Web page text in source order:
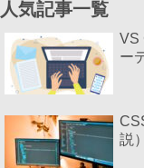
人気記事一覧
VS
ー
説）